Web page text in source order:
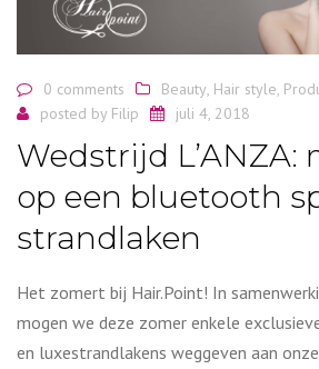
0 comments Beauty, Hair style,
posted by Filip juli 4, 2018
Wedstrijd L’ANZA:
op een bluetooth
strandlaken
Het zomert bij Hair.Point! In
mogen we deze zomer enkele
en luxestrandlakens weggeven aan